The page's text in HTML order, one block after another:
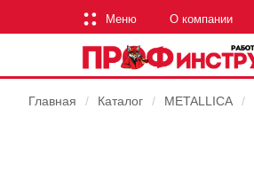
Меню О компании
Главная / Каталог / METALLICA /